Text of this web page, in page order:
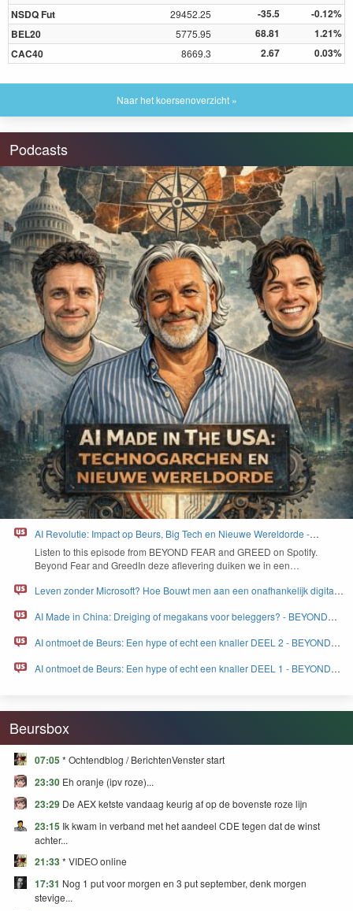
NSDQ Fut
29452.25 -35.5
-0.12%
BEL20
5775.95 68.81
1.21%
CAC40
8669.3 2.67 0.03%
Naar het koersenoverzicht »
Podcasts
AI Revolutie: Impact op Beurs, Big Tech en Nieuwe Wereldorde -
BEYOND FEAR and GREED
Lis­ten to this episode from BEYOND FEAR and GREED on Spo­ti­fy.
Beyond Fear and Greed­In deze aflev­er­ing duiken we in een…
Leven zonder Microsoft? Hoe Bouwt men aan een onafhankelijk digitaal
AI Made in China: Dreiging of megakans voor beleggers? - BEYOND
AI ontmoet de Beurs: Een hype of echt een knaller DEEL 2 - BEYOND
AI ontmoet de Beurs: Een hype of echt een knaller DEEL 1 - BEYOND
Beursbox
07:05 * Ochtendblog / BerichtenVenster start
23:30 Eh oranje (ipv roze)...
23:29 De AEX ketste vandaag keurig af op de bovenste roze lijn
23:15 Ik kwam in verband met het aandeel CDE tegen dat de winst
achter...
21:33* VIDEO online
17:31 Nog 1 put voor morgen en 3 put september, denk morgen
stevige...